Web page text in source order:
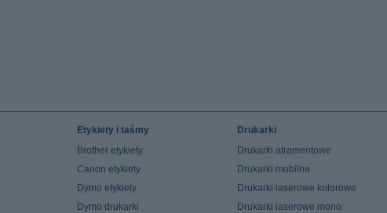
Etykiety i taśmy
Brother etykiety
Canon etykiety
Dymo etykiety
Dymo drukarki
Drukarki
Drukarki atramentowe
Drukarki mobilne
Drukarki laserowe kolorowe
Drukarki laserowe mono